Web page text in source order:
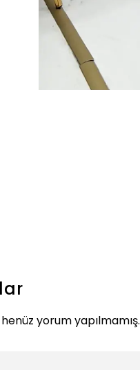
yorum yapılmamış.